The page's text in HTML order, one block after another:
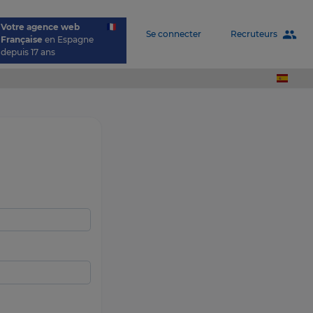
Votre agence web
Française en Espagne
depuis 17 ans
Se connecter Recruteurs people